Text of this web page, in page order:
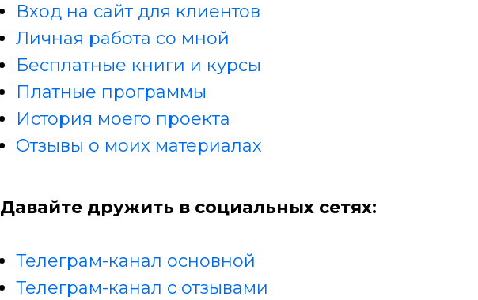
Вход на сайт для клиентов
Личная работа со мной
Бесплатные книги и курсы
Платные программы
История моего проекта
Отзывы о моих материалах
Давайте дружить в социальных сетях:
Телеграм-канал основной
Телеграм-канал с отзывами